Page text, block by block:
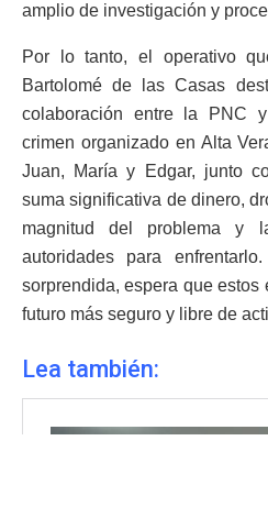
amplio de investigación y
Por lo tanto, el operativo
Bartolomé de las Casas
colaboración entre la PNC
crimen organizado en Alta
Juan, María y Edgar, junto
suma significativa de dinero,
magnitud del problema y
autoridades para
sorprendida, espera que estos
futuro más seguro y libre de
Lea también: